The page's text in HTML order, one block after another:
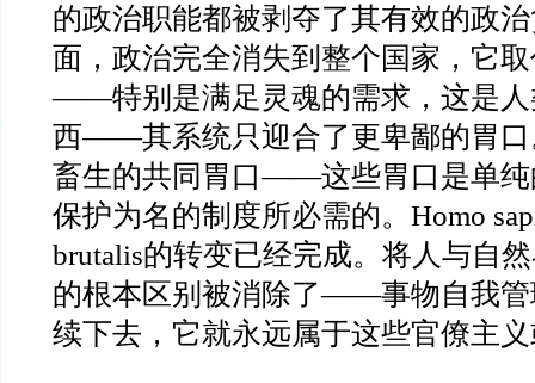
的政治职能都被剥夺了其有效的政
面，政治完全消失到整个国家，它
——特别是满足灵魂的需求，这是
西——其系统只迎合了更卑鄙的胃
畜生的共同胃口——这些胃口是单
保护为名的制度所必需的。 Homo
brutalis的转变已经完成。将人与自
的根本区别被消除了——事物自我
续下去，它就永远属于这些官僚主